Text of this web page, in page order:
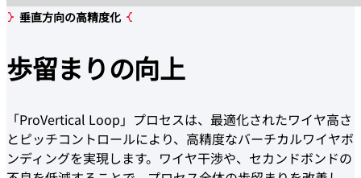
垂直方向の高精度化
歩留まりの向上
「ProVertical Loop」プロセスは、最適化されたワイヤ高さ
とピッチコントロールにより、高精度なバーチカルワイヤボ
ンディングを実現します。ワイヤ干渉や、セカンドボンドの